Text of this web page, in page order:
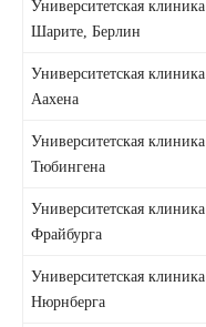
Университетская клиника
Шарите, Берлин
Университетская клиника
Аахена
Университетская клиника
Тюбингена
Университетская клиника
Фрайбурга
Университетская клиника
Нюрнберга